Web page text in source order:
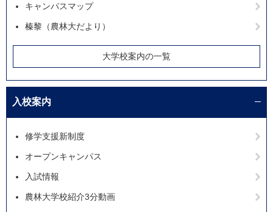
キャンパスマップ
榛黎（農林大だより）
大学校案内の一覧
入校案内
修学支援新制度
オープンキャンパス
入試情報
農林大学校紹介3分動画